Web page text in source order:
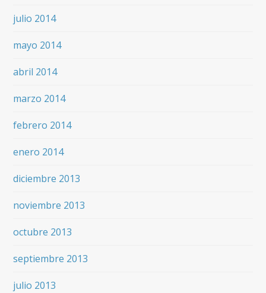
julio 2014
mayo 2014
abril 2014
marzo 2014
febrero 2014
enero 2014
diciembre 2013
noviembre 2013
octubre 2013
septiembre 2013
julio 2013